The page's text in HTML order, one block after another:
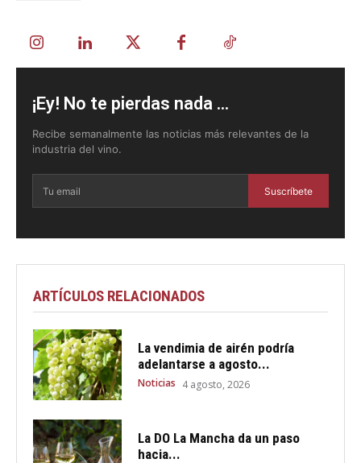
¡Ey! No te pierdas nada ...
Recibe semanalmente las noticias más relevantes de la
industria del vino.
Suscríbete
ARTÍCULOS RELACIONADOS
La vendimia de airén podría
adelantarse a agosto...
Noticias 4 agosto, 2026
La DO La Mancha da un paso
hacia...